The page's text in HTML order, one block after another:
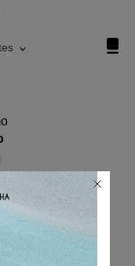
3G
74 83